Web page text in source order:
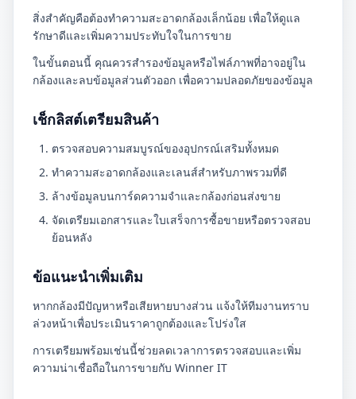
สิ่งสำคัญคือต้องทำความสะอาดกล้องเล็กน้อย เพื่อให้ดูแล
รักษาดีและเพิ่มความประทับใจในการขาย
ในขั้นตอนนี้ คุณควรสำรองข้อมูลหรือไฟล์ภาพที่อาจอยู่ใน
กล้องและลบข้อมูลส่วนตัวออก เพื่อความปลอดภัยของข้อมูล
เช็กลิสต์เตรียมสินค้า
ตรวจสอบความสมบูรณ์ของอุปกรณ์เสริมทั้งหมด
ทำความสะอาดกล้องและเลนส์สำหรับภาพรวมที่ดี
ล้างข้อมูลบนการ์ดความจำและกล้องก่อนส่งขาย
จัดเตรียมเอกสารและใบเสร็จการซื้อขายหรือตรวจสอบ
ย้อนหลัง
ข้อแนะนำเพิ่มเติม
หากกล้องมีปัญหาหรือเสียหายบางส่วน แจ้งให้ทีมงานทราบ
ล่วงหน้าเพื่อประเมินราคาถูกต้องและโปร่งใส
การเตรียมพร้อมเช่นนี้ช่วยลดเวลาการตรวจสอบและเพิ่ม
ความน่าเชื่อถือในการขายกับ Winner IT